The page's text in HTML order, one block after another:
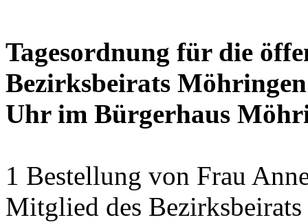
Tagesordnung für die
Bezirksbeirats
Uhr im Bürgerhaus
1 Bestellung von Frau
Mitglied des